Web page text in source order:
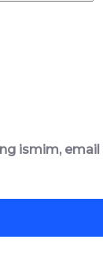
ismim,